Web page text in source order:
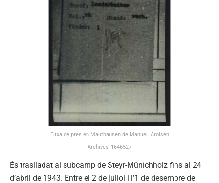
Fitxa de pres en Mauthausen de Manuel. Arolsen
Archives, 1646527
És traslladat al subcamp de Steyr-Münichholz fins al 24
d’abril de 1943. Entre el 2 de juliol i l’1 de desembre de